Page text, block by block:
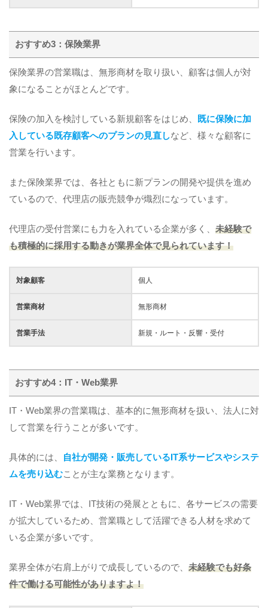
おすすめ3：保険業界
保険業界の営業職は、無形商材を取り扱い、顧客は個人が対
象になることがほとんどです。
保険の加入を検討している新規顧客をはじめ、
既に保険に加
入している既存顧客へのプランの見直しなど、様々な顧客に
営業を行います。
また保険業界では、各社ともに新プランの開発や提供を進め
ているので、代理店の販売競争が熾烈になっています。
代理店の受付営業にも力を入れている企業が多く、 未経験で
も積極的に採用する動きが業界全体で見られています！
対象顧客 個人
営業商材 無形商材
営業手法 新規・ルート・反響・受付
おすすめ4：IT・Web業界
IT・Web業界の営業職は、基本的に無形商材を扱い、法人に対
して営業を行うことが多いです。
具体的には、
自社が開発・販売しているIT系サービスやシステ
ムを売り込むことが主な業務となります。
IT・Web業界では、IT技術の発展とともに、各サービスの需要
が拡大しているため、営業職として活躍できる人材を求めて
いる企業が多いです。
業界全体が右肩上がりで成長しているので、 未経験でも好条
件で働ける可能性がありますよ！